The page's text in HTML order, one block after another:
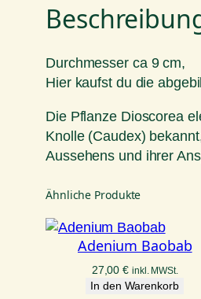
Durchmesser ca 9 cm,
Hier kaufst du die
Die Pflanze Dioscorea
Knolle (Caudex)
Aussehens und ihrer
Ähnliche Produkte
Adenium Baobab
27,00€ inkl. MWSt.
In den Warenkorb